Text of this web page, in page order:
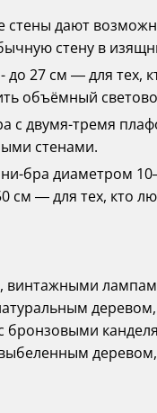
стены дают
стену в
до 27 см — для тех,
объёмный
с двумя-тремя
стенами.
бра диаметром
см — для тех, кто
бронзовыми